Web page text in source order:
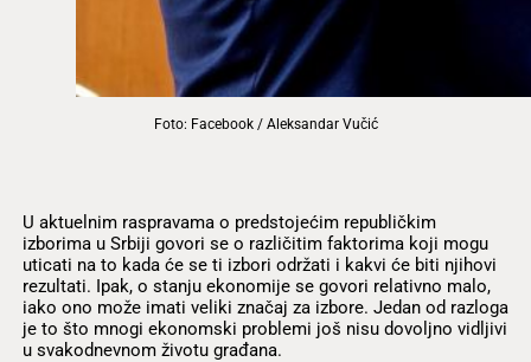
Foto: Facebook / Aleksandar Vučić
U aktuelnim raspravama o predstojećim republičkim
izborima u Srbiji govori se o različitim faktorima koji mogu
uticati na to kada će se ti izbori održati i kakvi će biti njihovi
rezultati. Ipak, o stanju ekonomije se govori relativno malo,
iako ono može imati veliki značaj za izbore. Jedan od razloga
je to što mnogi ekonomski problemi još nisu dovoljno vidljivi
u svakodnevnom životu građana.